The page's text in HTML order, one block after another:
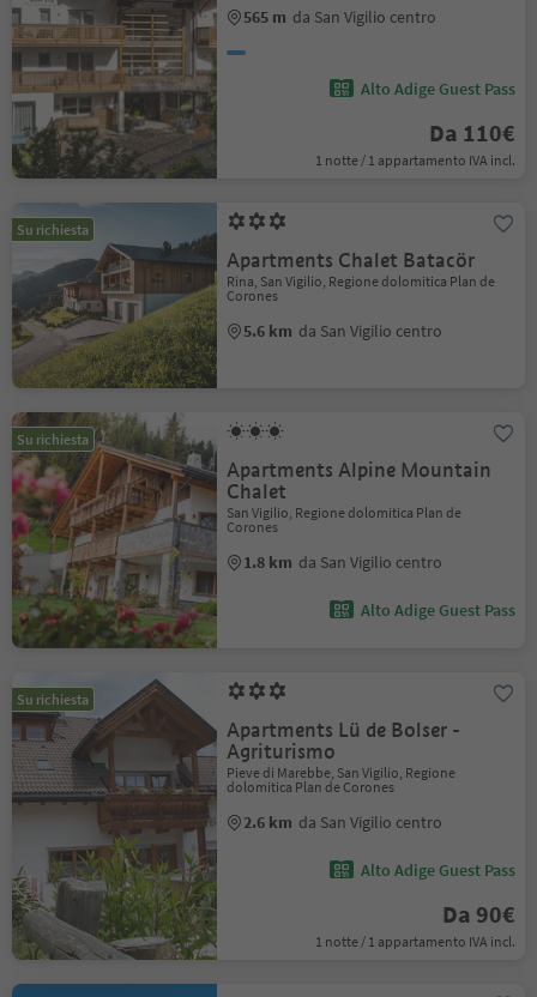
565 m da San Vigilio centro
Alto Adige Guest Pass
Da 110€
1 notte / 1 appartamento IVA incl.
Su richiesta
Apartments Chalet Batacör
Rina, San Vigilio, Regione dolomitica Plan de
Corones
5.6 km da San Vigilio centro
Su richiesta
Apartments Alpine Mountain
Chalet
San Vigilio, Regione dolomitica Plan de
Corones
1.8 km da San Vigilio centro
Alto Adige Guest Pass
Su richiesta
Apartments Lü de Bolser -
Agriturismo
Pieve di Marebbe, San Vigilio, Regione
dolomitica Plan de Corones
2.6 km da San Vigilio centro
Alto Adige Guest Pass
Da 90€
1 notte / 1 appartamento IVA incl.